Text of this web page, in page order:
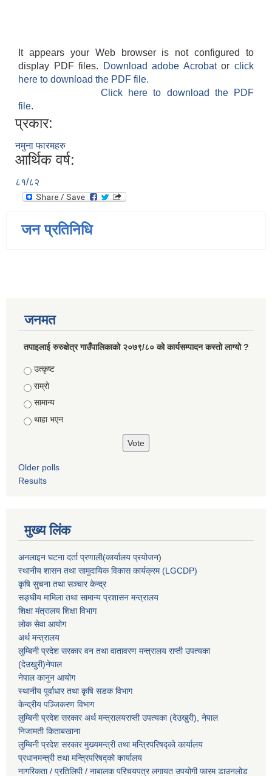
It appears your Web browser is not configured to
display PDF files.
Download adobe Acrobatorclick
here to download the PDF file.
Click here to download the PDF
file.
प्रकार:
नमुना फारमहरु
आर्थिक वर्ष:
८१/८२
जन प्रतिनिधि
जनमत
तपाइलाई रुरुक्षेत्र गाउँपालिकाको २०७९/८० को कार्यसम्पादन कस्तो लाग्यो ?
Choices
उत्कृष्ट
राम्रो
सामान्य
थाहा भएन
Older polls
Results
मुख्य लिंक
अनलाइन घटना दर्ता प्रणाली(कार्यालय प्रयोजन)
स्थानीय शासन तथा सामुदायिक विकास कार्यक्रम (LGCDP)
कृषि सुचना तथा सञ्चार केन्द्र
सङ्घीय मामिला तथा सामान्य प्रशासन मन्त्रालय
शिक्षा मंत्रालय शिक्षा विभाग
लोक सेवा आयोग
अर्थ मन्त्रालय
लुम्बिनी प्रदेश सरकार वन तथा वातावरण मन्त्रालय राप्ती उपत्यका
(देउखुरी)नेपाल
नेपाल कानुन आयोग
स्थानीय पूर्वाधार तथा कृषि सडक विभाग
केन्द्रीय पञ्जिकरण विभाग
लुम्बिनी प्रदेश सरकार अर्थ मन्त्रालयराप्ती उपत्यका (देउखुरी), नेपाल
निजामती किताबखाना
लुम्बिनी प्रदेश सरकार मुख्यमन्त्री तथा मन्त्रिपरिषद्को कार्यालय
प्रधानमन्त्री तथा मन्त्रिपरिषद्को कार्यालय
नागरिकता / प्रतिलिपी / नाबालक परिचयपत्र लगायत उपयोगी फारम डाउनलोड